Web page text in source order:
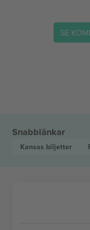
SE
Snabblänkar
Kansas biljetter